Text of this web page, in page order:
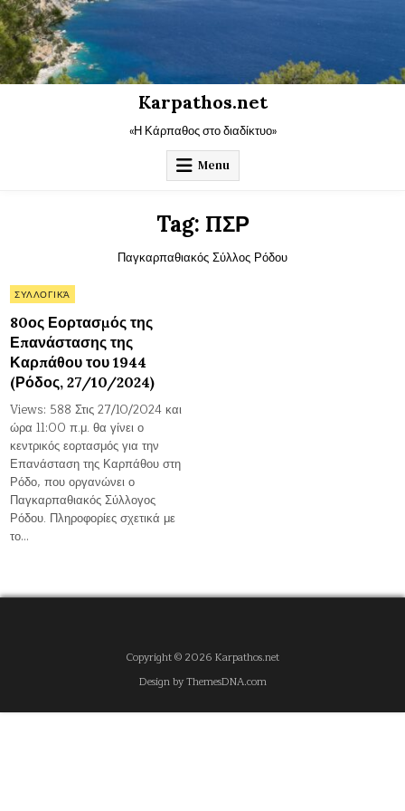
Skip
to
content
Karpathos.net
«Η Κάρπαθος στο διαδίκτυο»
Menu
Tag: ΠΣΡ
Παγκαρπαθιακός Σύλλος Ρόδου
Posted
ΣΥΛΛΟΓΙΚΆ
80ος Εορτασμός της
Επανάστασης της
Καρπάθου του 1944
(Ρόδος, 27/10/2024)
Views: 588 Στις 27/10/2024 και
ώρα 11:00 π.μ. θα γίνει ο
κεντρικός εορτασμός για την
Επανάσταση της Καρπάθου στη
Ρόδο, που οργανώνει ο
Παγκαρπαθιακός Σύλλογος
Ρόδου. Πληροφορίες σχετικά με
το…
Copyright © 2026 Karpathos.net
Design by ThemesDNA.com